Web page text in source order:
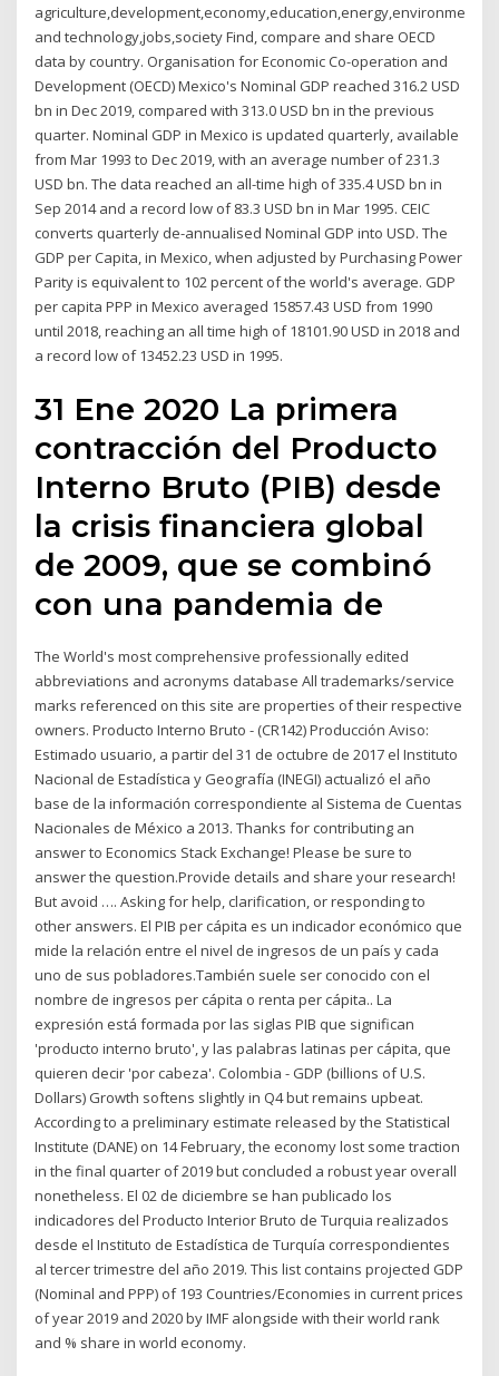
and technology,jobs,society Find, compare and share OECD
data by country. Organisation for Economic Co-operation and
Development (OECD) Mexico's Nominal GDP reached 316.2 USD
bn in Dec 2019, compared with 313.0 USD bn in the previous
quarter. Nominal GDP in Mexico is updated quarterly, available
from Mar 1993 to Dec 2019, with an average number of 231.3
USD bn. The data reached an all-time high of 335.4 USD bn in
Sep 2014 and a record low of 83.3 USD bn in Mar 1995. CEIC
converts quarterly de-annualised Nominal GDP into USD. The
GDP per Capita, in Mexico, when adjusted by Purchasing Power
Parity is equivalent to 102 percent of the world's average. GDP
per capita PPP in Mexico averaged 15857.43 USD from 1990
until 2018, reaching an all time high of 18101.90 USD in 2018 and
a record low of 13452.23 USD in 1995.
31 Ene 2020 La primera
contracción del Producto
Interno Bruto (PIB) desde
la crisis financiera global
de 2009, que se combinó
con una pandemia de
The World's most comprehensive professionally edited
abbreviations and acronyms database All trademarks/service
marks referenced on this site are properties of their respective
owners. Producto Interno Bruto - (CR142) Producción Aviso:
Estimado usuario, a partir del 31 de octubre de 2017 el Instituto
Nacional de Estadística y Geografía (INEGI) actualizó el año
base de la información correspondiente al Sistema de Cuentas
Nacionales de México a 2013. Thanks for contributing an
answer to Economics Stack Exchange! Please be sure to
answer the question.Provide details and share your research!
But avoid …. Asking for help, clarification, or responding to
other answers. El PIB per cápita es un indicador económico que
mide la relación entre el nivel de ingresos de un país y cada
uno de sus pobladores.También suele ser conocido con el
nombre de ingresos per cápita o renta per cápita.. La
expresión está formada por las siglas PIB que significan
'producto interno bruto', y las palabras latinas per cápita, que
quieren decir 'por cabeza'. Colombia - GDP (billions of U.S.
Dollars) Growth softens slightly in Q4 but remains upbeat.
According to a preliminary estimate released by the Statistical
Institute (DANE) on 14 February, the economy lost some traction
in the final quarter of 2019 but concluded a robust year overall
nonetheless. El 02 de diciembre se han publicado los
indicadores del Producto Interior Bruto de Turquia realizados
desde el Instituto de Estadística de Turquía correspondientes
al tercer trimestre del año 2019. This list contains projected GDP
(Nominal and PPP) of 193 Countries/Economies in current prices
of year 2019 and 2020 by IMF alongside with their world rank
and % share in world economy.